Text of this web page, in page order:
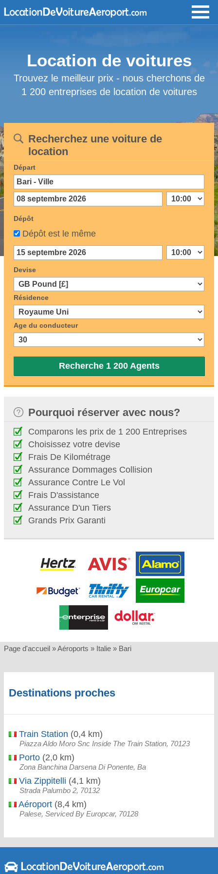
Location de voitures
Trouvez le meilleur prix - nous cherchons de
1 200 entreprises de location de voitures
Recherchez une voiture de
location
Départ
Dépôt
Dépôt est le même
Devise
Résidence
Age du conducteur
Recherche 1 200 Agents
Pourquoi réserver avec nous?
Comparons les prix de 1 200 Entreprises
Choisissez votre devise
Frais De Kilométrage
Assurance Dommages Collision
Assurance Contre Le Vol
Frais D'assistance
Assurance D'un Tiers
Grands Prix Garanti
Page d'accueil »Aéroports » Italie » Bari
Destinations proches
Train Station (0,4 km)
Piazza Aldo Moro Snc Inside The Train Station, 70123
Porto (2,0 km)
Zona Banchina Darsena Di Ponente, Ba
Via Zippitelli (4,1 km)
Strada Palumbo 2, 70132
Aéroport (8,4 km)
Palese, Serviced By Europcar, 70128